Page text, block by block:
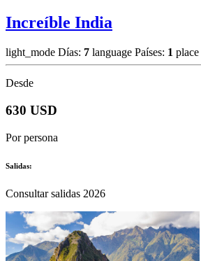
Increíble India
light_mode Días: 7 language Países: 1 place
Desde
630 USD
Por persona
Salidas:
Consultar salidas 2026